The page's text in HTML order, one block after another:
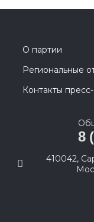
О партии
Региональные
Контакты
8
410042,